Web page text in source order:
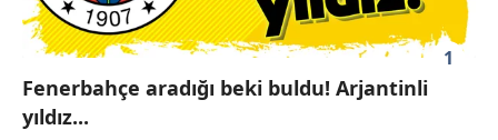
1
Fenerbahçe aradığı beki buldu! Arjantinli
yıldız...